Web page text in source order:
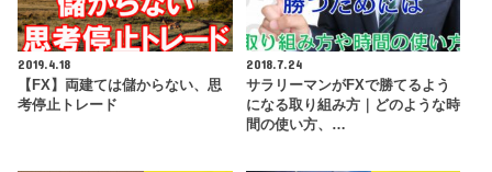
2019.4.18
【FX】両建ては儲からない、思
考停止トレード
2018.7.24
サラリーマンがFXで勝てるよう
になる取り組み方｜どのような時
間の使い方、…